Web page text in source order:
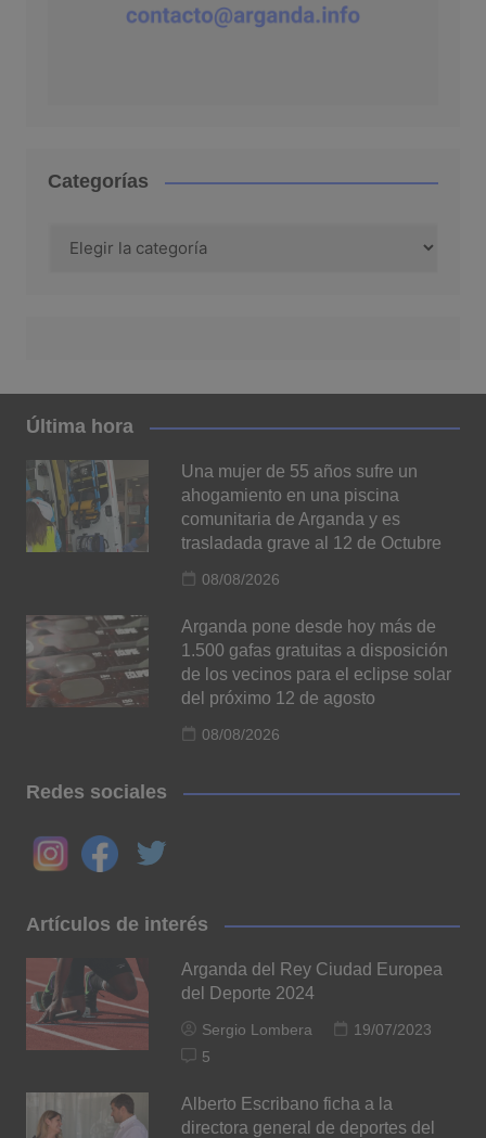
Categorías
Última hora
Una mujer de 55 años sufre un
ahogamiento en una piscina
comunitaria de Arganda y es
trasladada grave al 12 de Octubre
08/08/2026
Arganda pone desde hoy más de
1.500 gafas gratuitas a disposición
de los vecinos para el eclipse solar
del próximo 12 de agosto
08/08/2026
Redes sociales
Artículos de interés
Arganda del Rey Ciudad Europea
del Deporte 2024
Sergio Lombera
19/07/2023
5
Alberto Escribano ficha a la
directora general de deportes del